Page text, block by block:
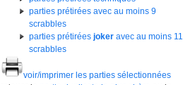
parties prétirées avec au moins 9
scrabbles
parties prétirées joker avec au moins 11
scrabbles
voir/imprimer les parties sélectionnées